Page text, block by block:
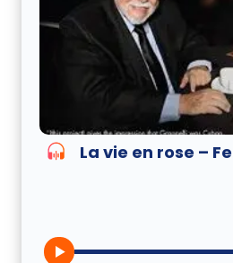
La vie en rose –